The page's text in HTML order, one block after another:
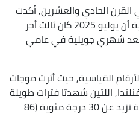
الحادي والعشرين, أكدت
المنظمة العالمية للأرصاد الجوية أن يوليو 2025 كان ثالث أحر
شهري جويلية في عامي
القياسية, حيث أثرت موجات
اللتين شهدتا فترات طويلة
بشكل غير عادي من درجات حرارة تزيد عن 30 درجة مئوية (86